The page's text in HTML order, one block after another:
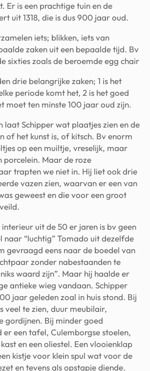
Er is een prachtige tuin en de
uit 1318, die is dus 900 jaar oud.
iets; blikken, iets van
zaken uit een bepaalde tijd. Bv
sixties zoals de beroemde egg chair
drie belangrijke zaken; 1 is het
periode komt het, 2 is het goed
moet ten minste 100 jaar oud zijn.
laat Schipper wat plaatjes zien en de
of het kunst is, of kitsch. Bv enorm
op een muiltje, vreselijk, maar
porcelein. Maar de roze
trapten we niet in. Hij liet ook drie
vazen zien, waarvan er een van
geweest en die voor een groot
interieur uit de 50 er jaren is bv geen
“luchtig” Tomado uit dezelfde
gevraagd eens naar de boedel van
zonder nabestaanden te
waard zijn”. Maar hij haalde er
antieke wieg vandaan. Schipper
jaar geleden zoal in huis stond. Bij
veel te zien, duur meubilair,
gordijnen. Bij minder goed
er een tafel, Culemborgse stoelen,
en een oliestel. Een vlooienklap
kistje voor klein spul wat voor de
en tevens als opstapje diende.